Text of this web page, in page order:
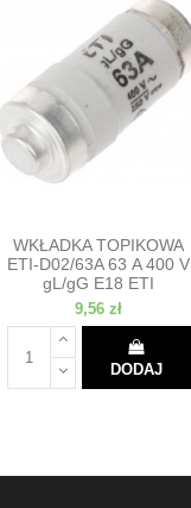
WKŁADKA TOPIKOWA
ETI-D02/63A 63 A 400 V
gL/gG E18 ETI
9,56 zł
DODAJ